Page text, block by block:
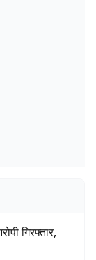
गिरफ्तार,